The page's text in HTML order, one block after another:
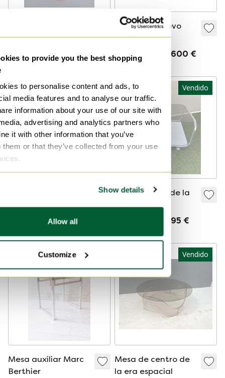
to provide you the best shopping
to personalise content and ads, to
media features and to analyse our traffic.
information about your use of our site with
advertising and analytics partners who
it with other information that you’ve
them or that they’ve collected from your use
Show details
Allow all
Customize
Emsa Space Age
Vendido por 230 €
2x Silla de huevo
Ghyczy
Vendido por 1600 €
Vendido
Vitra Panton
Vendido por 360 €
Vendido
Mesa auxiliar de la
era espacial
Vendido por 195 €
Vendido
Mesa auxiliar Marc
Berthier
Vendido
Mesa de centro de
la era espacial